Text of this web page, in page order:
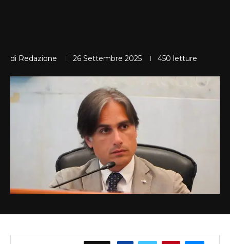
di Redazione 26 Settembre 2025 450 letture